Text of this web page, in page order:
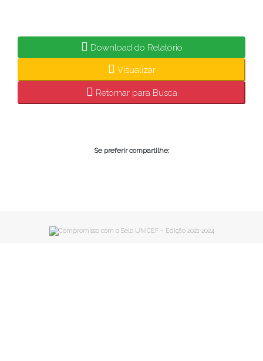
Download do Relatório
Visualizar
Retornar para Busca
Se preferir compartilhe: